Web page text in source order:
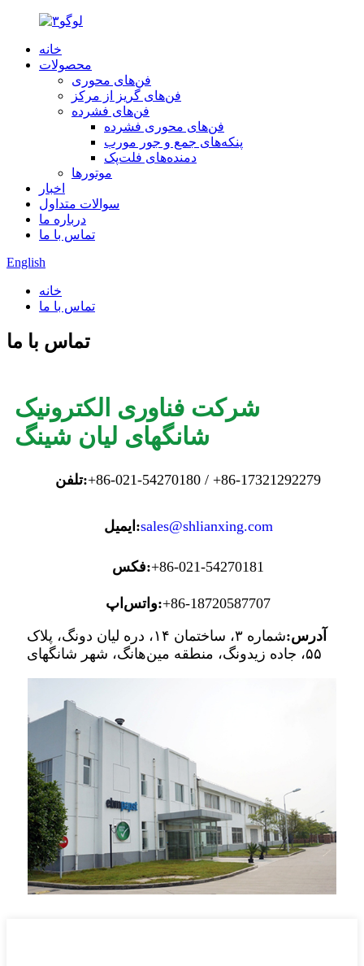
خانه
محصولات
فن‌های محوری
فن‌های گریز از مرکز
فن‌های فشرده
فن‌های محوری فشرده
پنکه‌های جمع و جور مورب
دمنده‌های فلت‌پک
موتورها
اخبار
سوالات متداول
درباره ما
تماس با ما
English
خانه
تماس با ما
تماس با ما
شرکت فناوری الکترونیک
شانگهای لیان شینگ
تلفن:‎+86-021-54270180 / +86-17321292279‎
ایمیل:sales@shlianxing.com
فکس:‎+86-021-54270181‎
واتس‌اپ:‎+86-18720587707‎
آدرس:
شماره ۳، ساختمان ۱۴، دره لیان دونگ، پلاک
۵۵، جاده زیدونگ، منطقه مین‌هانگ، شهر شانگهای